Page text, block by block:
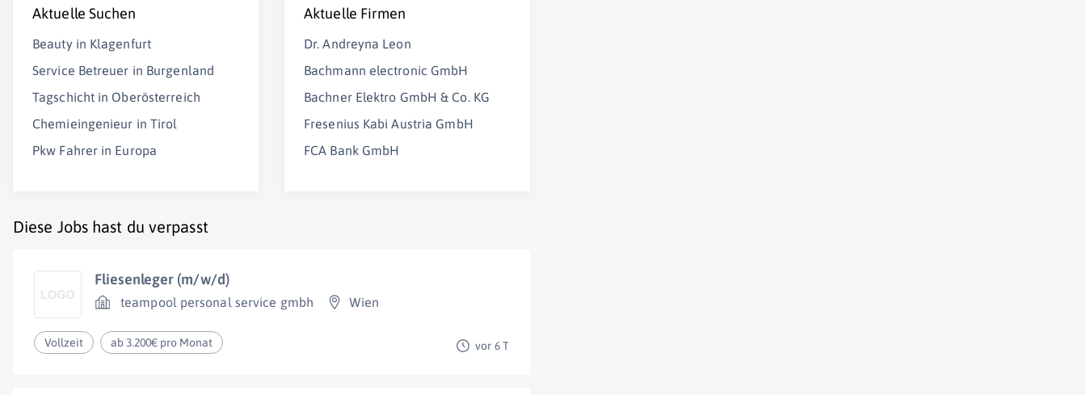
Aktuelle Suchen
Beauty in Klagenfurt
Service Betreuer in Burgenland
Tagschicht in Oberösterreich
Chemieingenieur in Tirol
Pkw Fahrer in Europa
Aktuelle Firmen
Dr. Andreyna Leon
Bachmann electronic GmbH
Bachner Elektro GmbH & Co. KG
Fresenius Kabi Austria GmbH
FCA Bank GmbH
Diese Jobs hast du verpasst
Fliesenleger (m/w/d)
teampool personal service gmbh Wien
Vollzeit ab 3.200€ pro Monat vor 6 T